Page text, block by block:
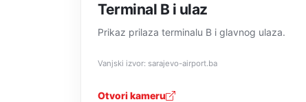
Terminal B i ulaz
Prikaz prilaza terminalu B i glavnog ulaza.
Vanjski izvor: sarajevo-airport.ba
Otvori kameru